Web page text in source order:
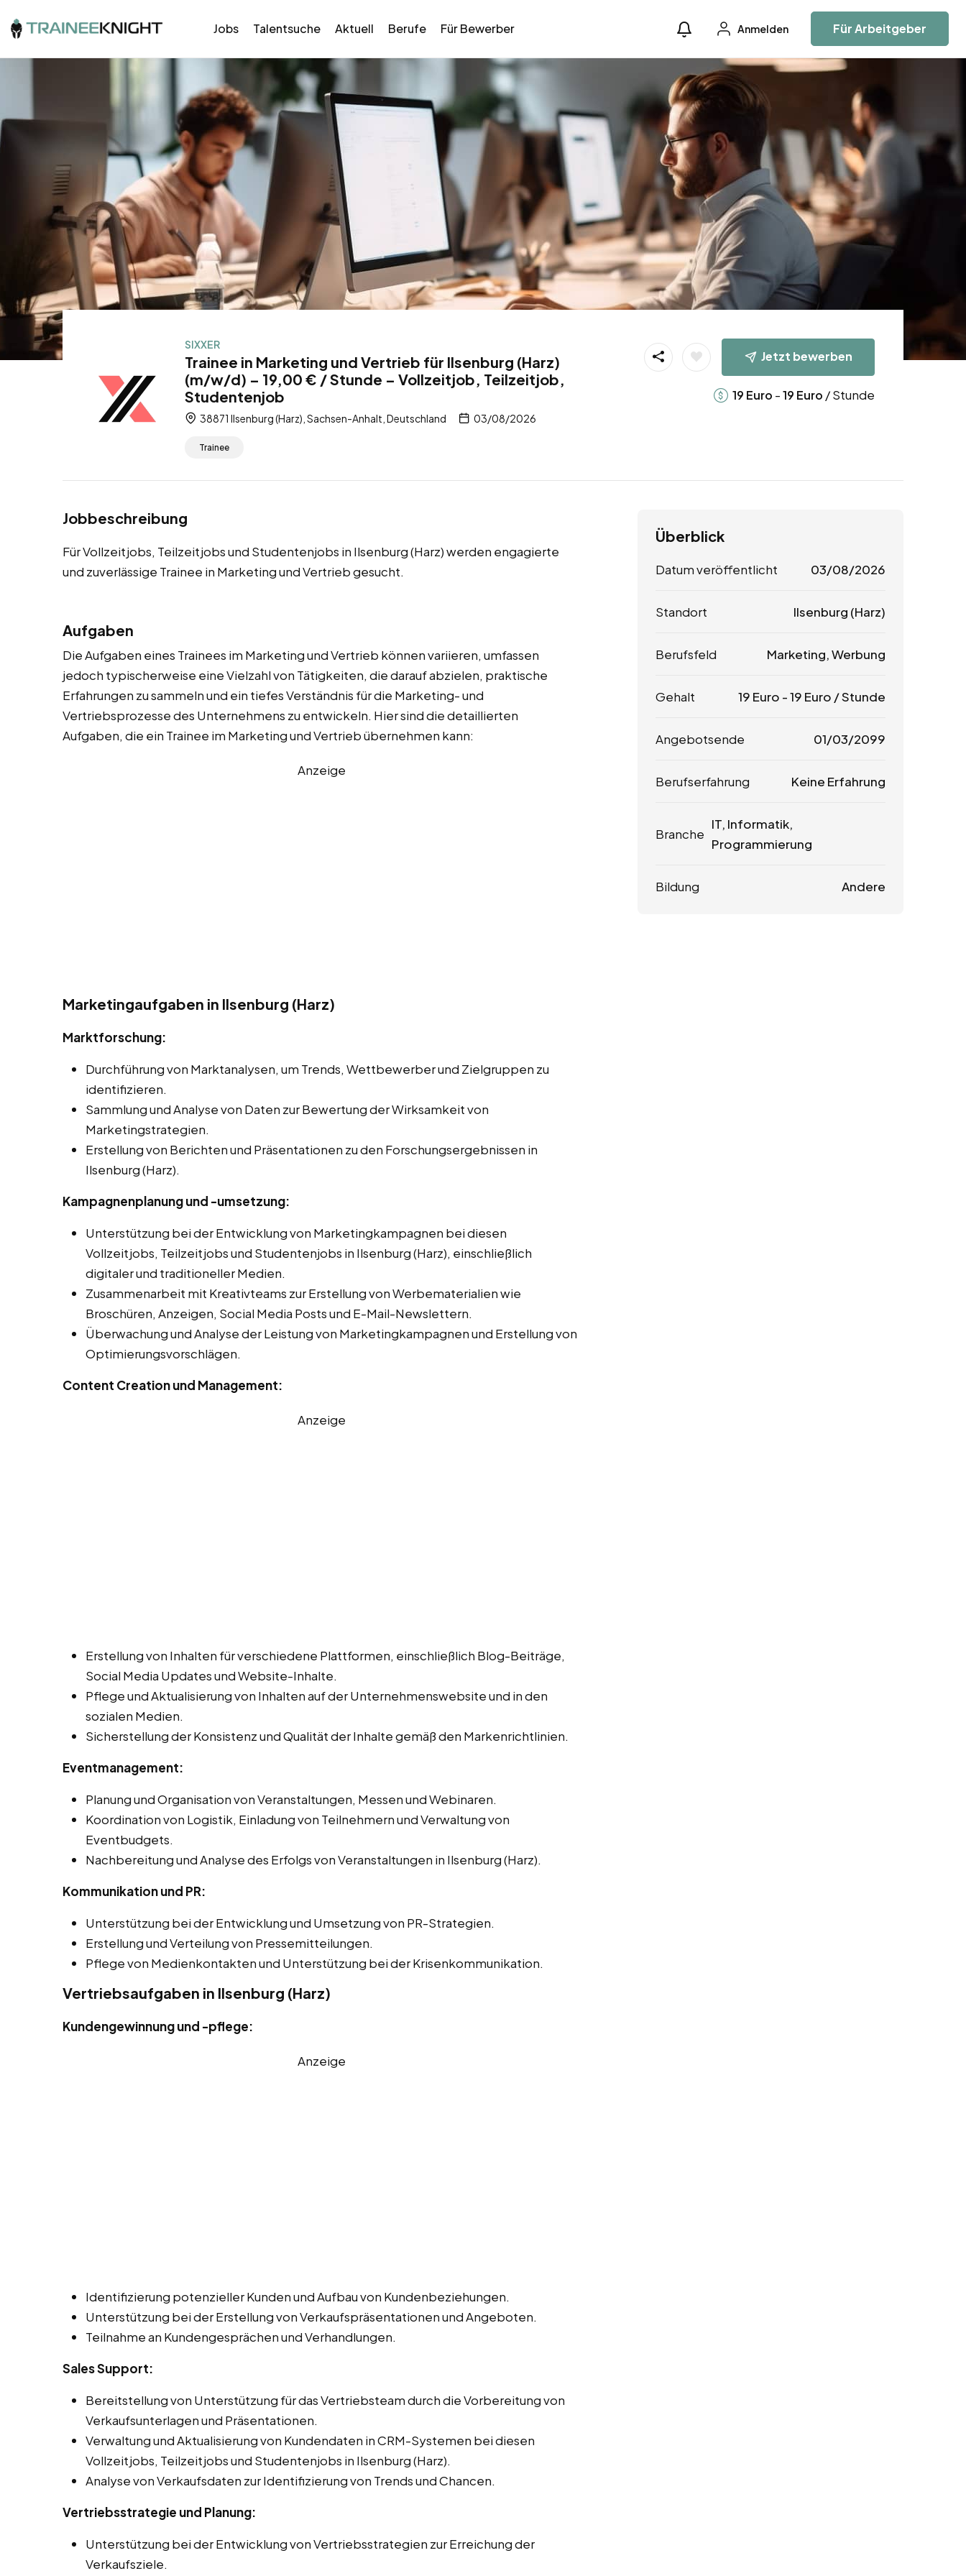
Jobs Talentsuche Aktuell Berufe Für Bewerber Anmelden Für Arbeitgeber
SIXXER
Trainee in Marketing und Vertrieb für Ilsenburg (Harz)
(m/w/d) – 19,00 € / Stunde – Vollzeitjob, Teilzeitjob,
Studentenjob
38871 Ilsenburg (Harz), Sachsen-Anhalt, Deutschland 03/08/2026
Trainee
Jetzt bewerben
19 Euro -19 Euro / Stunde
Jobbeschreibung
Für Vollzeitjobs, Teilzeitjobs und Studentenjobs in Ilsenburg (Harz) werden engagierte
und zuverlässige Trainee in Marketing und Vertrieb gesucht.
Aufgaben
Die Aufgaben eines Trainees im Marketing und Vertrieb können variieren, umfassen
jedoch typischerweise eine Vielzahl von Tätigkeiten, die darauf abzielen, praktische
Erfahrungen zu sammeln und ein tiefes Verständnis für die Marketing- und
Vertriebsprozesse des Unternehmens zu entwickeln. Hier sind die detaillierten
Aufgaben, die ein Trainee im Marketing und Vertrieb übernehmen kann:
Anzeige
Marketingaufgaben in Ilsenburg (Harz)
Marktforschung:
Durchführung von Marktanalysen, um Trends, Wettbewerber und Zielgruppen zu
identifizieren.
Sammlung und Analyse von Daten zur Bewertung der Wirksamkeit von
Marketingstrategien.
Erstellung von Berichten und Präsentationen zu den Forschungsergebnissen in
Ilsenburg (Harz).
Kampagnenplanung und -umsetzung:
Unterstützung bei der Entwicklung von Marketingkampagnen bei diesen
Vollzeitjobs, Teilzeitjobs und Studentenjobs in Ilsenburg (Harz), einschließlich
digitaler und traditioneller Medien.
Zusammenarbeit mit Kreativteams zur Erstellung von Werbematerialien wie
Broschüren, Anzeigen, Social Media Posts und E-Mail-Newslettern.
Überwachung und Analyse der Leistung von Marketingkampagnen und Erstellung von
Optimierungsvorschlägen.
Content Creation und Management:
Anzeige
Erstellung von Inhalten für verschiedene Plattformen, einschließlich Blog-Beiträge,
Social Media Updates und Website-Inhalte.
Pflege und Aktualisierung von Inhalten auf der Unternehmenswebsite und in den
sozialen Medien.
Sicherstellung der Konsistenz und Qualität der Inhalte gemäß den Markenrichtlinien.
Eventmanagement:
Planung und Organisation von Veranstaltungen, Messen und Webinaren.
Koordination von Logistik, Einladung von Teilnehmern und Verwaltung von
Eventbudgets.
Nachbereitung und Analyse des Erfolgs von Veranstaltungen in Ilsenburg (Harz).
Kommunikation und PR:
Unterstützung bei der Entwicklung und Umsetzung von PR-Strategien.
Erstellung und Verteilung von Pressemitteilungen.
Pflege von Medienkontakten und Unterstützung bei der Krisenkommunikation.
Vertriebsaufgaben in Ilsenburg (Harz)
Kundengewinnung und -pflege:
Anzeige
Identifizierung potenzieller Kunden und Aufbau von Kundenbeziehungen.
Unterstützung bei der Erstellung von Verkaufspräsentationen und Angeboten.
Teilnahme an Kundengesprächen und Verhandlungen.
Sales Support:
Bereitstellung von Unterstützung für das Vertriebsteam durch die Vorbereitung von
Verkaufsunterlagen und Präsentationen.
Verwaltung und Aktualisierung von Kundendaten in CRM-Systemen bei diesen
Vollzeitjobs, Teilzeitjobs und Studentenjobs in Ilsenburg (Harz).
Analyse von Verkaufsdaten zur Identifizierung von Trends und Chancen.
Vertriebsstrategie und Planung:
Unterstützung bei der Entwicklung von Vertriebsstrategien zur Erreichung der
Verkaufsziele.
Überblick
Datum veröffentlicht 03/08/2026
Standort Ilsenburg (Harz)
Berufsfeld Marketing, Werbung
Gehalt 19 Euro -19 Euro / Stunde
Angebotsende 01/03/2099
Berufserfahrung Keine Erfahrung
Branche
IT, Informatik,
Programmierung
Bildung Andere